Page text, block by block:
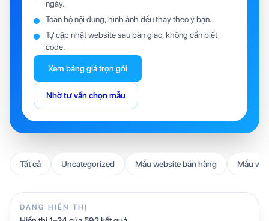
ngày.
Toàn bộ nội dung, hình ảnh đều thay theo ý bạn.
Tự cập nhật website sau bàn giao, không cần biết
code.
Xem bảng giá trọn gói
Nhờ tư vấn chọn mẫu
Tất cả Uncategorized Mẫu website bán hàng Mẫu
ĐANG HIỂN THỊ